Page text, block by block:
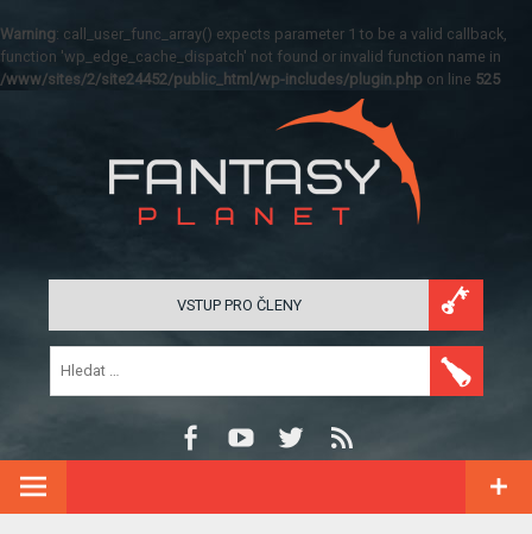
Warning: call_user_func_array() expects parameter 1 to be a valid callback,
function 'wp_edge_cache_dispatch' not found or invalid function name in
/www/sites/2/site24452/public_html/wp-includes/plugin.php on line 525
VSTUP PRO ČLENY